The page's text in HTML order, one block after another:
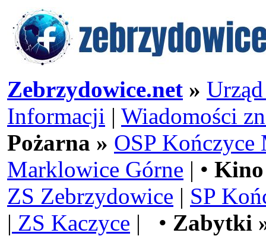
Zebrzydowice.net »
Informacji | Wiadomości
Pożarna » OSP Kończyce
Marklowice Górne | •
ZS Zebrzydowice | SP
| ZS Kaczyce | • Zabytki